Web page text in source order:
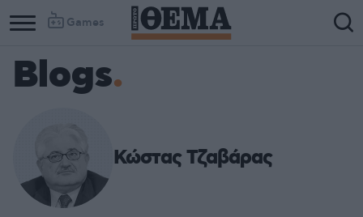
Games
Blogs
Κώστας Τζαβάρας